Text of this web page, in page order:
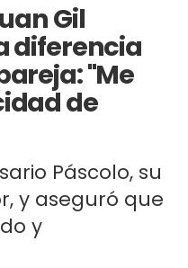
Gil
diferencia
"Me
de
Páscolo, su
y aseguró que
y